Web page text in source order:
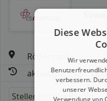
Rödermark
aktualisiert seit:
Stellenbeschreibung:
Diese
Wir
verbessern.
unserer
Verwendung von